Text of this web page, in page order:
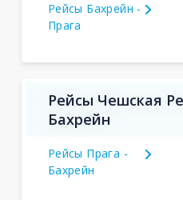
Рейсы Бахрейн -
Прага
Рейсы Чешская
Бахрейн
Рейсы Прага -
Бахрейн